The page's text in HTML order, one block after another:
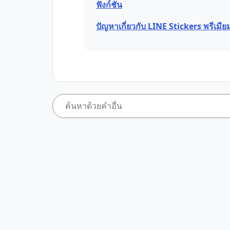
ฟังก์ชัน
ปัญหาเกี่ยวกับ LINE Stickers พรีเมีย